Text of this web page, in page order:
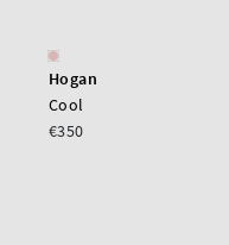
Hogan
Cool
€350